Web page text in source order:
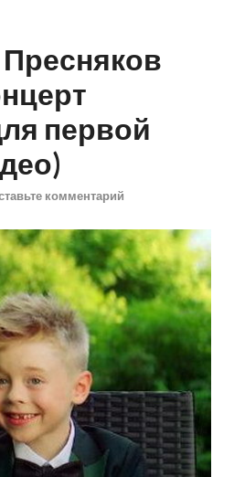
первой
комментарий